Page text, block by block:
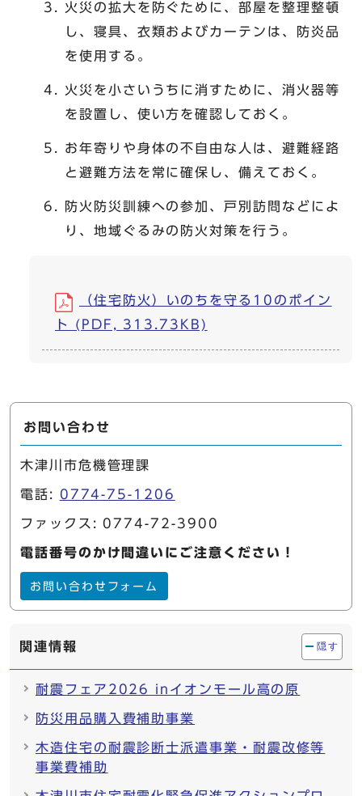
火災の拡大を防ぐために、部屋を整理整頓
し、寝具、衣類およびカーテンは、防炎品
を使用する。
火災を小さいうちに消すために、消火器等
を設置し、使い方を確認しておく。
お年寄りや身体の不自由な人は、避難経路
と避難方法を常に確保し、備えておく。
防火防災訓練への参加、戸別訪問などによ
り、地域ぐるみの防火対策を行う。
（住宅防火）いのちを守る10のポイン
ト (PDF, 313.73KB)
お問い合わせ
木津川市危機管理課
電話: 0774-75-1206
ファックス: 0774-72-3900
電話番号のかけ間違いにご注意ください！
お問い合わせフォーム
関連情報 隠す
耐震フェア2026 inイオンモール高の原
防災用品購入費補助事業
木造住宅の耐震診断士派遣事業・耐震改修等
事業費補助